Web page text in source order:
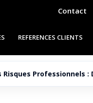
Contact
REFERENCES CLIENTS
Professionnels :